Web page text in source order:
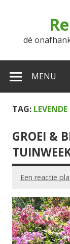
dé
MENU
TAG:
GROEI &
Een reactie